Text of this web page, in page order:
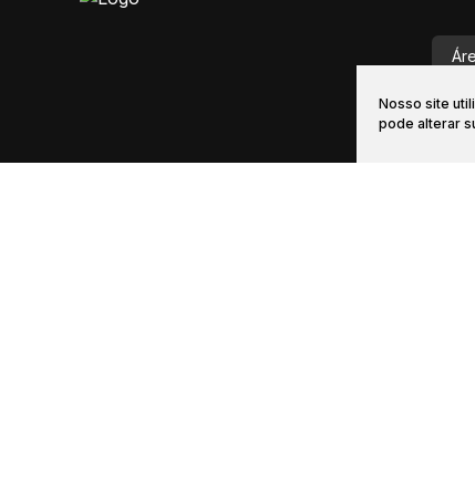
Nosso site
pode alterar